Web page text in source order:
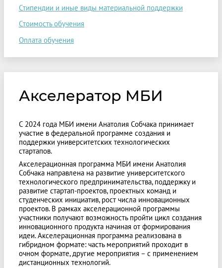
Стипендии и иные виды материальной поддержки
Стоимость обучения
Оплата обучения
Акселератор МБИ
С 2024 года МБИ имени Анатолия Собчака принимает
участие в федеральной программе создания и
поддержки университетских технологических
стартапов.
Акселерационная программа МБИ имени Анатолия
Собчака направлена на развитие университетского
технологического предпринимательства, поддержку и
развитие стартап-проектов, проектных команд и
студенческих инициатив, рост числа инновационных
проектов. В рамках акселерационной программы
участники получают возможность пройти цикл создания
инновационного продукта начиная от формирования
идеи. Акселерационная программа реализована в
гибридном формате: часть мероприятий проходит в
очном формате, другие мероприятия – с применением
дистанционных технологий.